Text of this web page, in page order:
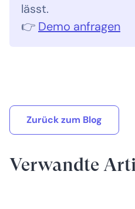
lässt.
👉 Demo anfragen
Verwandte
Zurück zum Blog